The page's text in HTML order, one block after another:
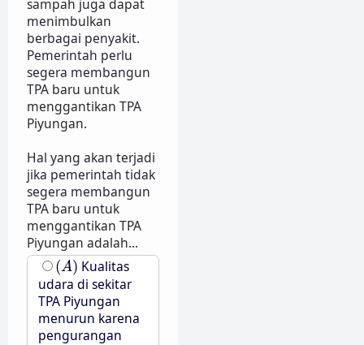
sampah juga dapat
menimbulkan
berbagai penyakit.
Pemerintah perlu
segera membangun
TPA baru untuk
menggantikan TPA
Piyungan.
Hal yang akan terjadi
jika pemerintah tidak
segera membangun
TPA baru untuk
menggantikan TPA
Piyungan adalah...
(A)
(A) Kualitas
udara di sekitar
TPA Piyungan
menurun karena
pengurangan